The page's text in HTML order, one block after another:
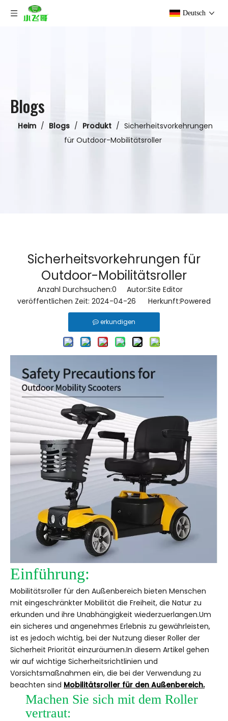
Deutsch
Blogs
Heim / Blogs / Produkt / Sicherheitsvorkehrungen
für Outdoor-Mobilitätsroller
Sicherheitsvorkehrungen für
Outdoor-Mobilitätsroller
Anzahl Durchsuchen:0 Autor:Site Editor
veröffentlichen Zeit: 2024-04-26 Herkunft:Powered
erkundigen
Einführung:
Mobilitätsroller für den Außenbereich bieten Menschen
mit eingeschränkter Mobilität die Freiheit, die Natur zu
erkunden und ihre Unabhängigkeit wiederzuerlangen.Um
ein sicheres und angenehmes Erlebnis zu gewährleisten,
ist es jedoch wichtig, bei der Nutzung dieser Roller der
Sicherheit Priorität einzuräumen.In diesem Artikel gehen
wir auf wichtige Sicherheitsrichtlinien und
Vorsichtsmaßnahmen ein, die bei der Verwendung zu
beachten sind Mobilitätsroller für den Außenbereich.
Machen Sie sich mit dem Roller
vertraut: